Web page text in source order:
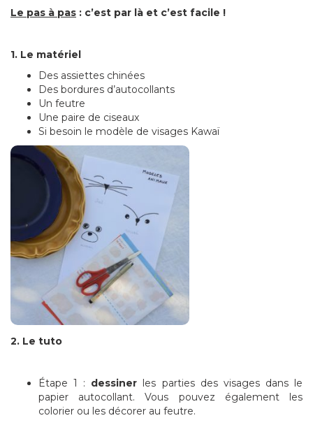
Le pas à pas : c’est par là et c’est facile !
1. Le matériel
Des assiettes chinées
Des bordures d’autocollants
Un feutre
Une paire de ciseaux
Si besoin le modèle de visages Kawaï
2. Le tuto
Étape 1 : dessiner les parties des visages dans le
papier autocollant. Vous pouvez également les
colorier ou les décorer au feutre.